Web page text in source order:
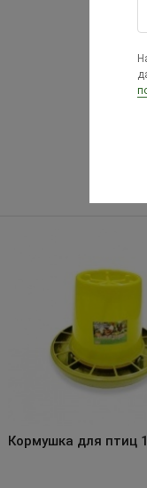
Кормушка для птиц